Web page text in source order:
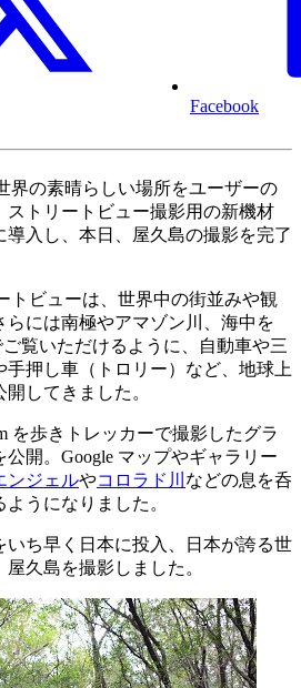
Facebook
界の素晴らしい場所をユーザーの
ストリートビュー撮影用の新機材
導入し、本日、屋久島の撮影を完了
トビューは、世界中の街並みや観
には南極やアマゾン川、海中を
覧いただけるように、自動車や三
手押し車（トロリー）など、地球上
してきました。
を歩きトレッカーで撮影したグラ
開。Google マップやギャラリー
ンジェルやコロラド川 などの息を呑
うになりました。
いち早く日本に投入、日本が誇る世
久島を撮影しました。